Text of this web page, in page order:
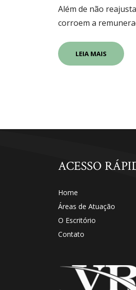
Além de não
corroem a
LEIA MAIS
ACESSO
Home
Áreas de Atuação
O Escritório
Contato